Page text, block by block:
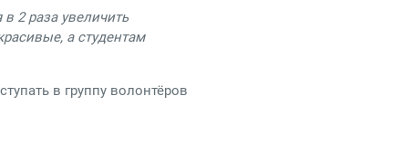
2 раза увеличить
а студентам
в группу волонтёров